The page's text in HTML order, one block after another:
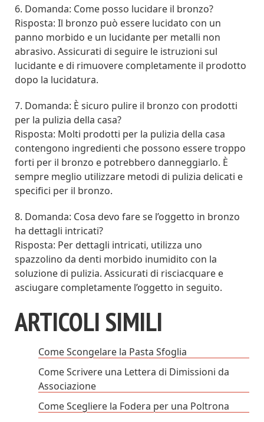
6. Domanda: Come posso lucidare il bronzo?
Risposta: Il bronzo può essere lucidato con un
panno morbido e un lucidante per metalli non
abrasivo. Assicurati di seguire le istruzioni sul
lucidante e di rimuovere completamente il prodotto
dopo la lucidatura.
7. Domanda: È sicuro pulire il bronzo con prodotti
per la pulizia della casa?
Risposta: Molti prodotti per la pulizia della casa
contengono ingredienti che possono essere troppo
forti per il bronzo e potrebbero danneggiarlo. È
sempre meglio utilizzare metodi di pulizia delicati e
specifici per il bronzo.
8. Domanda: Cosa devo fare se l’oggetto in bronzo
ha dettagli intricati?
Risposta: Per dettagli intricati, utilizza uno
spazzolino da denti morbido inumidito con la
soluzione di pulizia. Assicurati di risciacquare e
asciugare completamente l’oggetto in seguito.
ARTICOLI SIMILI
Come Scongelare la Pasta Sfoglia
Come Scrivere una Lettera di Dimissioni da
Associazione
Come Scegliere la Fodera per una Poltrona